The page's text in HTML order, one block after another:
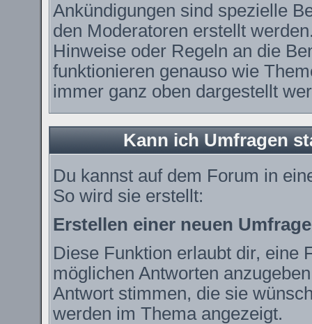
Ankündigungen sind spezielle
den Moderatoren erstellt
Hinweise oder Regeln an die
funktionieren genauso wie
immer ganz oben dargestellt
Kann ich Umfragen
Du kannst auf dem Forum in
So wird sie erstellt:
Erstellen einer neuen Umfrage
Diese Funktion erlaubt dir, eine
möglichen Antworten
Antwort stimmen, die sie
werden im Thema angezeigt.